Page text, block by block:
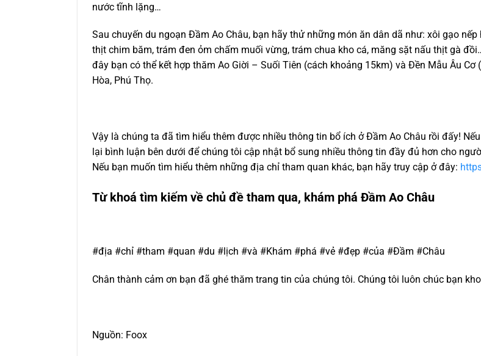
nước tĩnh lặng…
Sau chuyến du ngoạn Đầm Ao Châu, bạn hãy thử những món ăn dân dã như: xôi gạo
thịt chim băm, trám đen ỏm chấm muối vừng, trám chua kho cá, măng sặt nấu thịt gà
đây bạn có thể kết hợp thăm Ao Giời – Suối Tiên (cách khoảng 15km) và Đền Mẫu Âu
Hòa, Phú Thọ.
Vậy là chúng ta đã tìm hiểu thêm được nhiều thông tin bổ ích ở Đầm Ao Châu rồi đấy!
lại bình luận bên dưới để chúng tôi cập nhật bổ sung nhiều thông tin đầy đủ hơn cho
Nếu bạn muốn tìm hiểu thêm những địa chỉ tham quan khác, bạn hãy truy cập ở đây:
Từ khoá tìm kiếm về chủ đề tham qua, khám phá Đầm Ao Châu
#địa #chỉ #tham #quan #du #lịch #và #Khám #phá #vẻ #đẹp #của #Đầm #Châu
Chân thành cảm ơn bạn đã ghé thăm trang tin của chúng tôi. Chúng tôi luôn chúc bạn
Nguồn: Foox